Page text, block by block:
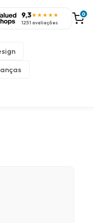
9,3★★★★★
1251 avaliações
0